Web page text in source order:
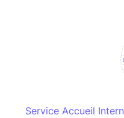
Service Accueil